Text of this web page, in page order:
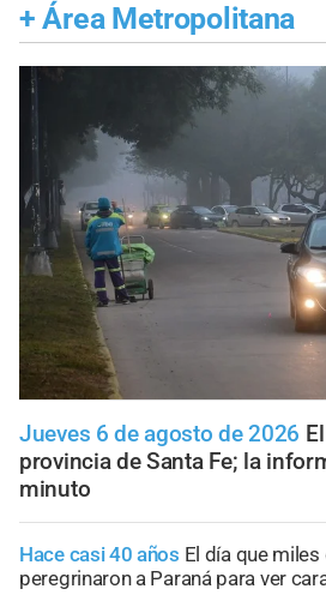
+ Área Metropolitana
Jueves 6 de agosto de 2026
provincia de Santa Fe; la
minuto
Hace casi 40 años El día que
peregrinaron a Paraná para ver